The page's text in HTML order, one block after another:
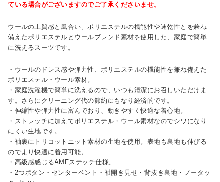
ている場合がございますのでご了承くださいませ。
ウールの上質感と風合い、ポリエステルの機能性や速乾性とを兼ね
備えたポリエステルとウールブレンド素材を使用した、家庭で簡単
に洗えるスーツです。
・ウールのドレス感や弾力性、ポリエステルの機能性を兼ね備えた
ポリエステル・ウール素材。
・家庭洗濯機で簡単に洗えるので、いつも清潔にお召しいただけま
す。さらにクリーニング代の節約にもなり経済的です。
・伸縮性や弾力性に富んでおり、動きやすく快適な着心地。
・ストレッチに加えてポリエステル・ウール素材なのでシワになり
にくい生地です。
・袖裏にトリコットニット素材の生地を使用。表地も裏地も伸びる
のでより快適に着用可能。
・高級感感じるAMFステッチ仕様。
・2つボタン・センターベント・袖開き見せ・背抜き裏地・ノータッ